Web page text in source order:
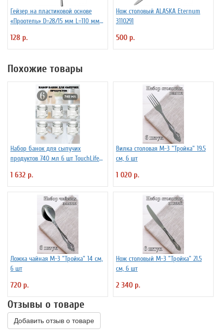
Гейзер на пластиковой основе
«Проотель» D=28/15 мм L=110 мм
128 р.
Нож столовый ALASKA Eternum
3110291
500 р.
Похожие товары
Набор банок для сыпучих
продуктов 740 мл 6 шт TouchLife
1 632 р.
Вилка столовая М-3 "Тройка" 19.5
см, 6 шт
1 020 р.
Ложка чайная М-3 "Тройка" 14 см,
6 шт
720 р.
Нож столовый М-3 "Тройка" 21.5
см, 6 шт
2 340 р.
Отзывы о товаре
Добавить отзыв о товаре